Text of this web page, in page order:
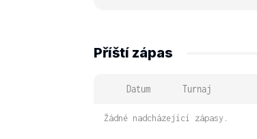
Příští zápas
Datum Turnaj
Žádné nadcházející zápasy.